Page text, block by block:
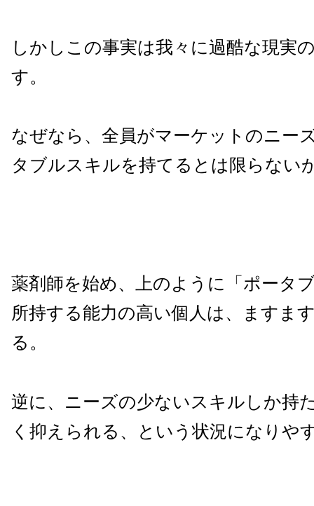
しかしこの事実は我々に過酷な現実
す。
なぜなら、全員がマーケットのニー
タブルスキルを持てるとは限らない
薬剤師を始め、上のように「ポータ
所持する能力の高い個人は、ますま
る。
逆に、ニーズの少ないスキルしか持
く抑えられる、という状況になりや